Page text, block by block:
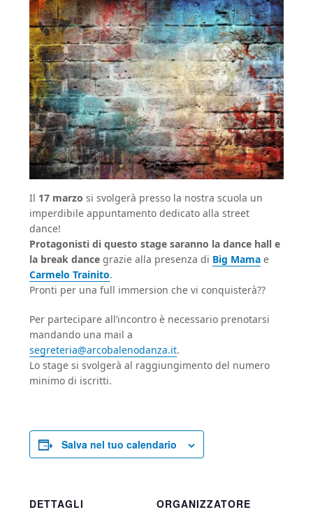
Il 17 marzo si svolgerà presso la nostra scuola un
imperdibile appuntamento dedicato alla street
dance!
Protagonisti di questo stage saranno la dance hall e
la break dance grazie alla presenza di Big Mama e
Carmelo Trainito.
Pronti per una full immersion che vi conquisterà??
Per partecipare all’incontro è necessario prenotarsi
mandando una mail a
segreteria@arcobalenodanza.it.
Lo stage si svolgerà al raggiungimento del numero
minimo di iscritti.
Salva nel tuo calendario
DETTAGLI
ORGANIZZATORE